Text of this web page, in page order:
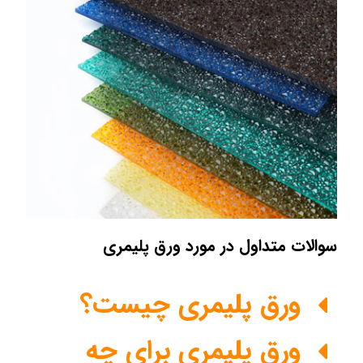
سوالات متداول در مورد ورق پلیمری
ورق پلیمری چیست؟
ورق پلیمری برای چه